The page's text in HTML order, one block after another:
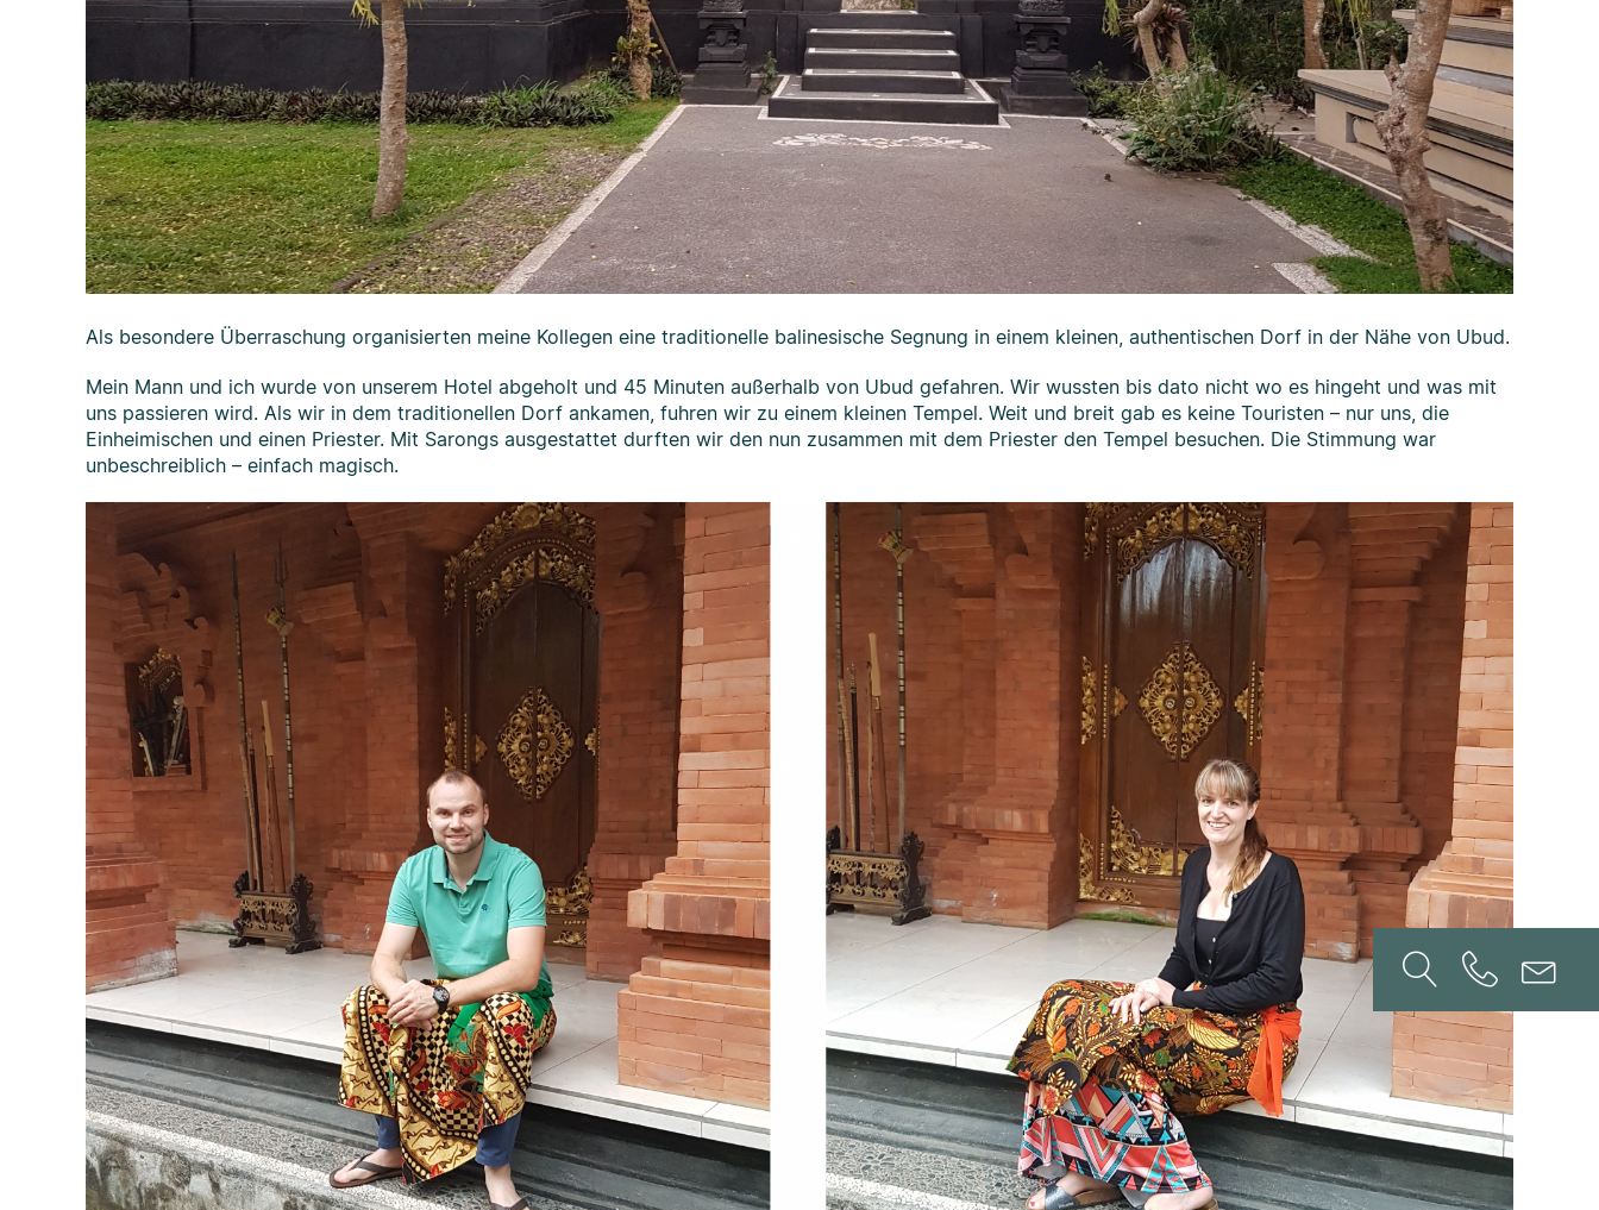
Als besondere Überraschung organisierten meine Kollegen eine traditionelle balinesische Segnung in einem kleinen, authentischen Dorf in der Nähe von Ubud.
Mein Mann und ich wurde von unserem Hotel abgeholt und 45 Minuten außerhalb von Ubud gefahren. Wir wussten bis dato nicht wo es hingeht und was mit
uns passieren wird. Als wir in dem traditionellen Dorf ankamen, fuhren wir zu einem kleinen Tempel. Weit und breit gab es keine Touristen – nur uns, die
Einheimischen und einen Priester. Mit Sarongs ausgestattet durften wir den nun zusammen mit dem Priester den Tempel besuchen. Die Stimmung war
unbeschreiblich – einfach magisch.